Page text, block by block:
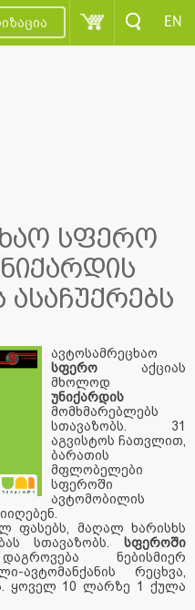
EN
სფერო
ავტოსამრეცხაო
სფერო აქციას
მხოლოდ
უნიქარდის
მომხმარებლებს
სთავაზობს. 31
აგვისტოს ჩათვლით,
ბარათის
მფლობელები
სფეროში
ავტომობილის
ფასებს, მაღალ ხარისხს
სთავაზობს. სფეროში
ნებისმიერ
ავტომანქანის რეცხვა,
ყოველ 10 ლარზე 1 ქულა